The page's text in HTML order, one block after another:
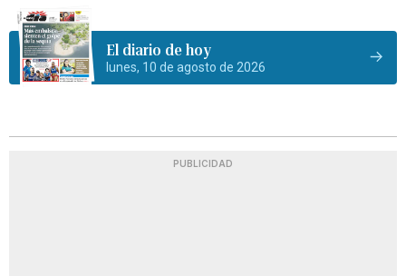
El diario de hoy
lunes, 10 de agosto de 2026
PUBLICIDAD